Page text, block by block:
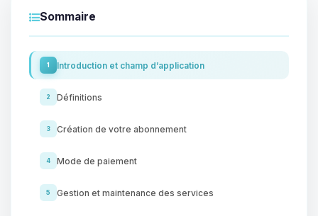
Sommaire
1 Introduction et champ d’application
2 Définitions
3 Création de votre abonnement
4 Mode de paiement
5 Gestion et maintenance des services